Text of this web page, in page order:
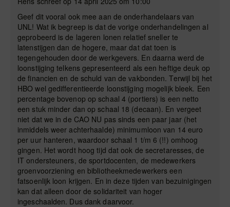
Geef dit vooral ook mee aan de onderhandelaars van
UNL! Wat ik begreep is dat de vorige onderhandelingen al
geprobeerd is de lageren lonen relatief sneller te
latenstijgen dan de hogere, maar dat dat toen is
tegengehouden door de werkgevers. En daarna werd de
loonstijging telkens gepresenteerd als een heftige deuk op
de financien en de schuld van de vakbonden. Terwijl bij het
HBO wel gedifferentieerde loonstijging mogelijk bleek. Een
percentage bovenop op schaal 4 (portiers) is een netto
een stuk minder dan op schaal 18 (decaan). En vergeet
niet dat we in de CAO NU pas sinds een paar jaar (het
inmiddels weer achterhaalde) minimumloon van 14 euro
per uur hanteren, waardoor schaal 1 t/m 6 (!!) omhoog
gingen. Het wordt hoog tijd dat ook de secretaresses, de
IT ondersteuners, de sportdocenten, de medewerkers
groenvoorziening en bibliotheekmedewerkers een
fatsoenlijk loon krijgen. En in deze tijden van bezuinigingen
kan dat alleen door de solidariteit van hoger
ingeschaalden. Dus dank daarvoor.